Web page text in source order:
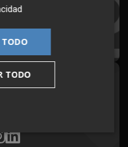
hora en tu email
redes
cualquier medio
TODO
TODO